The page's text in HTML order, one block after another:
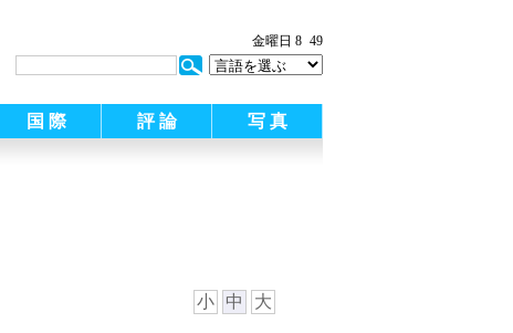
金曜日 8 49
国 際 評 論 写 真
小 中 大